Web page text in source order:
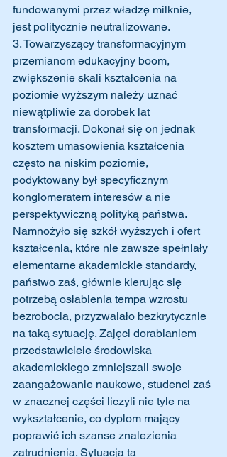
fundowanymi przez władzę milknie,
jest politycznie neutralizowane.
3. Towarzyszący transformacyjnym
przemianom edukacyjny boom,
zwiększenie skali kształcenia na
poziomie wyższym należy uznać
niewątpliwie za dorobek lat
transformacji. Dokonał się on jednak
kosztem umasowienia kształcenia
często na niskim poziomie,
podyktowany był specyficznym
konglomeratem interesów a nie
perspektywiczną polityką państwa.
Namnożyło się szkół wyższych i ofert
kształcenia, które nie zawsze spełniały
elementarne akademickie standardy,
państwo zaś, głównie kierując się
potrzebą osłabienia tempa wzrostu
bezrobocia, przyzwalało bezkrytycznie
na taką sytuację. Zajęci dorabianiem
przedstawiciele środowiska
akademickiego zmniejszali swoje
zaangażowanie naukowe, studenci zaś
w znacznej części liczyli nie tyle na
wykształcenie, co dyplom mający
poprawić ich szanse znalezienia
zatrudnienia. Sytuacja ta